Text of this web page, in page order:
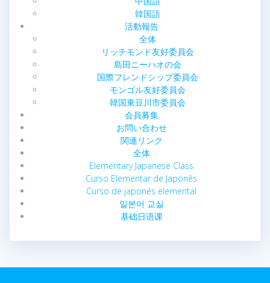
韓国語
活動報告
全体
リッチモンド友好委員会
島田ニーハオの会
国際フレンドシップ委員会
モンゴル友好委員会
韓国東豆川市委員会
会員募集
お問い合わせ
関連リンク
全体
Elementary Japanese Class
Curso Elementar de Japonês
Curso de japonés elemental
일본어 교실
基础日语课